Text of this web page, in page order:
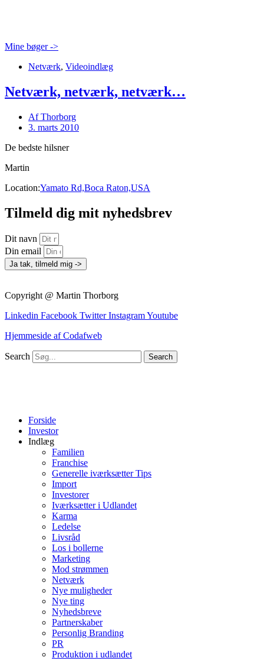
Mine bøger ->
Netværk, Videoindlæg
Netværk, netværk, netværk…
AfThorborg
3. marts 2010
De bedste hilsner
Martin
Location:Yamato Rd,Boca Raton,USA
Tilmeld dig mit nyhedsbrev
Dit navn
Din email
Ja tak, tilmeld mig ->
Copyright @ Martin Thorborg
Linkedin Facebook Twitter InstagramYoutube
Hjemmeside af Codafweb
Search Search
Forside
Investor
Indlæg
Familien
Franchise
Generelle iværksætter Tips
Import
Investorer
Iværksætter i Udlandet
Karma
Ledelse
Livsråd
Los i bollerne
Marketing
Mod strømmen
Netværk
Nye muligheder
Nye ting
Nyhedsbreve
Partnerskaber
Personlig Branding
PR
Produktion i udlandet